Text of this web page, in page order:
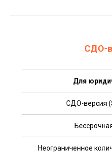
СДО-
Для
СДО-версия
Неограниченное